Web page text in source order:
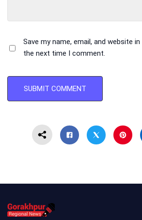
Save my name, email, and website
the next time I comment.